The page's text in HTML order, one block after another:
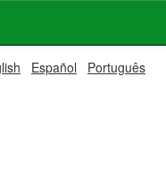
Español Português